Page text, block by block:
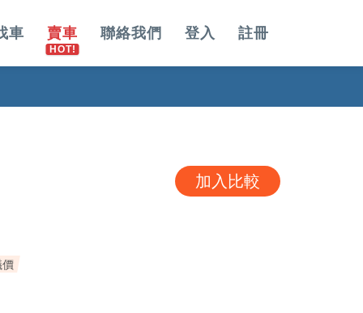
車 賣車 聯絡我們 登入 註冊
加入比較
價